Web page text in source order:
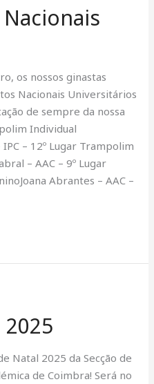
os nossos ginastas
Nacionais Universitários
de sempre da nossa
Individual
– 12º Lugar Trampolim
– AAC – 9º Lugar
Abrantes – AAC –
Natal 2025 da Secção de
de Coimbra! Será no